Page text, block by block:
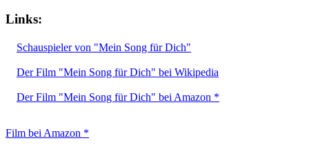
Links:
Schauspieler von "Mein Song für Dich"
Der Film "Mein Song für Dich" bei Wikipedia
Der Film "Mein Song für Dich" bei Amazon *
Film bei Amazon *